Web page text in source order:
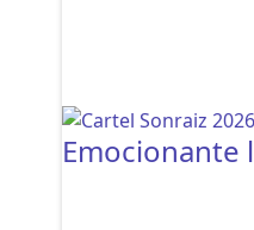
Emocionante